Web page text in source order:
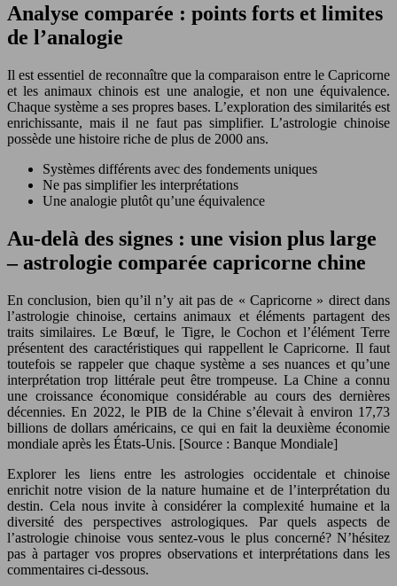
Analyse comparée : points forts et limites
de l’analogie
Il est essentiel de reconnaître que la comparaison entre le Capricorne
et les animaux chinois est une analogie, et non une équivalence.
Chaque système a ses propres bases. L’exploration des similarités est
enrichissante, mais il ne faut pas simplifier. L’astrologie chinoise
possède une histoire riche de plus de 2000 ans.
Systèmes différents avec des fondements uniques
Ne pas simplifier les interprétations
Une analogie plutôt qu’une équivalence
Au-delà des signes : une vision plus large
– astrologie comparée capricorne chine
En conclusion, bien qu’il n’y ait pas de « Capricorne » direct dans
l’astrologie chinoise, certains animaux et éléments partagent des
traits similaires. Le Bœuf, le Tigre, le Cochon et l’élément Terre
présentent des caractéristiques qui rappellent le Capricorne. Il faut
toutefois se rappeler que chaque système a ses nuances et qu’une
interprétation trop littérale peut être trompeuse. La Chine a connu
une croissance économique considérable au cours des dernières
décennies. En 2022, le PIB de la Chine s’élevait à environ 17,73
billions de dollars américains, ce qui en fait la deuxième économie
mondiale après les États-Unis. [Source : Banque Mondiale]
Explorer les liens entre les astrologies occidentale et chinoise
enrichit notre vision de la nature humaine et de l’interprétation du
destin. Cela nous invite à considérer la complexité humaine et la
diversité des perspectives astrologiques. Par quels aspects de
l’astrologie chinoise vous sentez-vous le plus concerné? N’hésitez
pas à partager vos propres observations et interprétations dans les
commentaires ci-dessous.